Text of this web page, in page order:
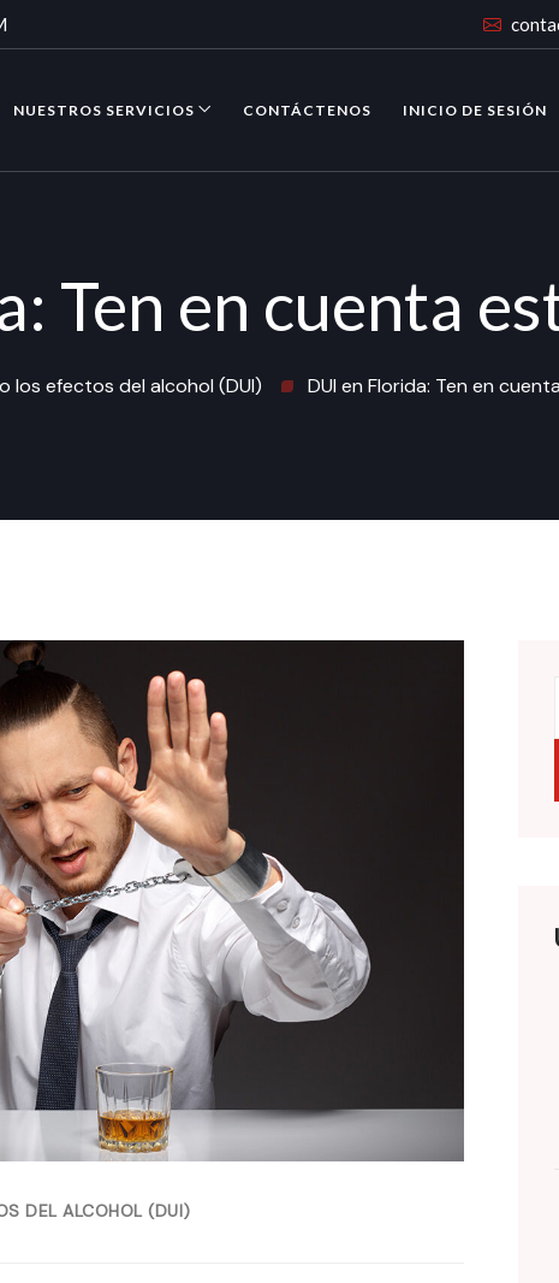
NUESTROS SERVICIOS CONTÁCTENOS INICIO DE SESIÓN
Ten en cuenta
los efectos del alcohol (DUI) DUI en Florida: Ten en
DEL ALCOHOL (DUI)